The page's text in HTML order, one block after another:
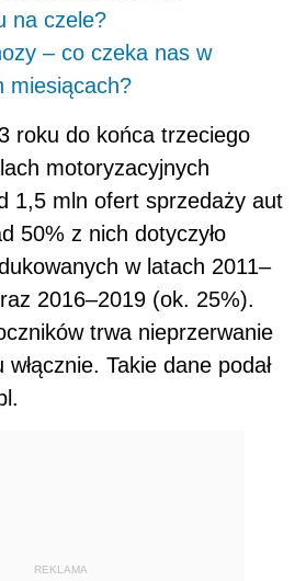
na czele?
– co czeka nas w
miesiącach?
roku do końca trzeciego
motoryzacyjnych
1,5 mln ofert sprzedaży aut
50% z nich dotyczyło
w latach 2011–
2016–2019 (ok. 25%).
trwa nieprzerwanie
Takie dane podał
REKLAMA